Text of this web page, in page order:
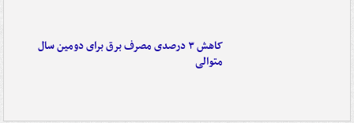
کاهش ۳ درصدی مصرف برق برای دومین سال
متوالی